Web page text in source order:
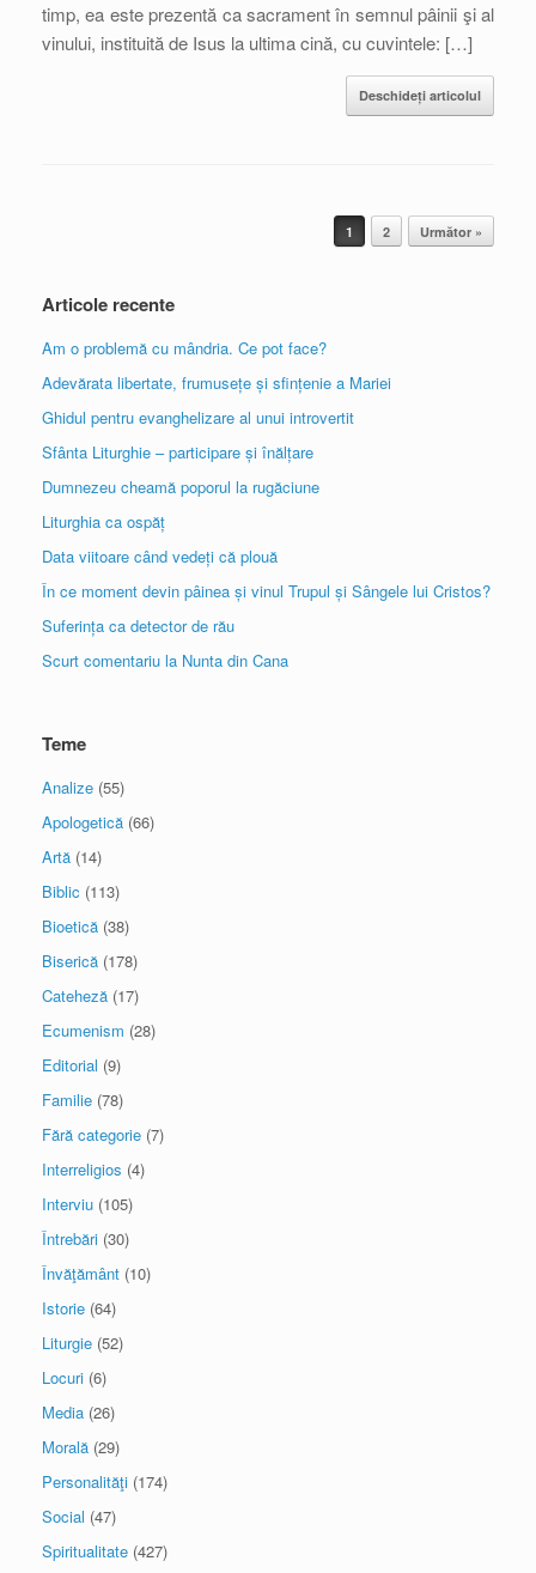
timp, ea este prezentă ca sacrament în semnul pâinii şi al
vinului, instituită de Isus la ultima cină, cu cuvintele: […]
Deschideți articolul
1 2 Următor »
Articole recente
Am o problemă cu mândria. Ce pot face?
Adevărata libertate, frumusețe și sfințenie a Mariei
Ghidul pentru evanghelizare al unui introvertit
Sfânta Liturghie – participare și înălțare
Dumnezeu cheamă poporul la rugăciune
Liturghia ca ospăț
Data viitoare când vedeți că plouă
În ce moment devin pâinea și vinul Trupul și Sângele lui Cristos?
Suferința ca detector de rău
Scurt comentariu la Nunta din Cana
Teme
Analize (55)
Apologetică (66)
Artă (14)
Biblic (113)
Bioetică (38)
Biserică (178)
Cateheză (17)
Ecumenism (28)
Editorial (9)
Familie (78)
Fără categorie (7)
Interreligios (4)
Interviu (105)
Întrebări (30)
Învăţământ (10)
Istorie (64)
Liturgie (52)
Locuri (6)
Media (26)
Morală (29)
Personalităţi (174)
Social (47)
Spiritualitate (427)